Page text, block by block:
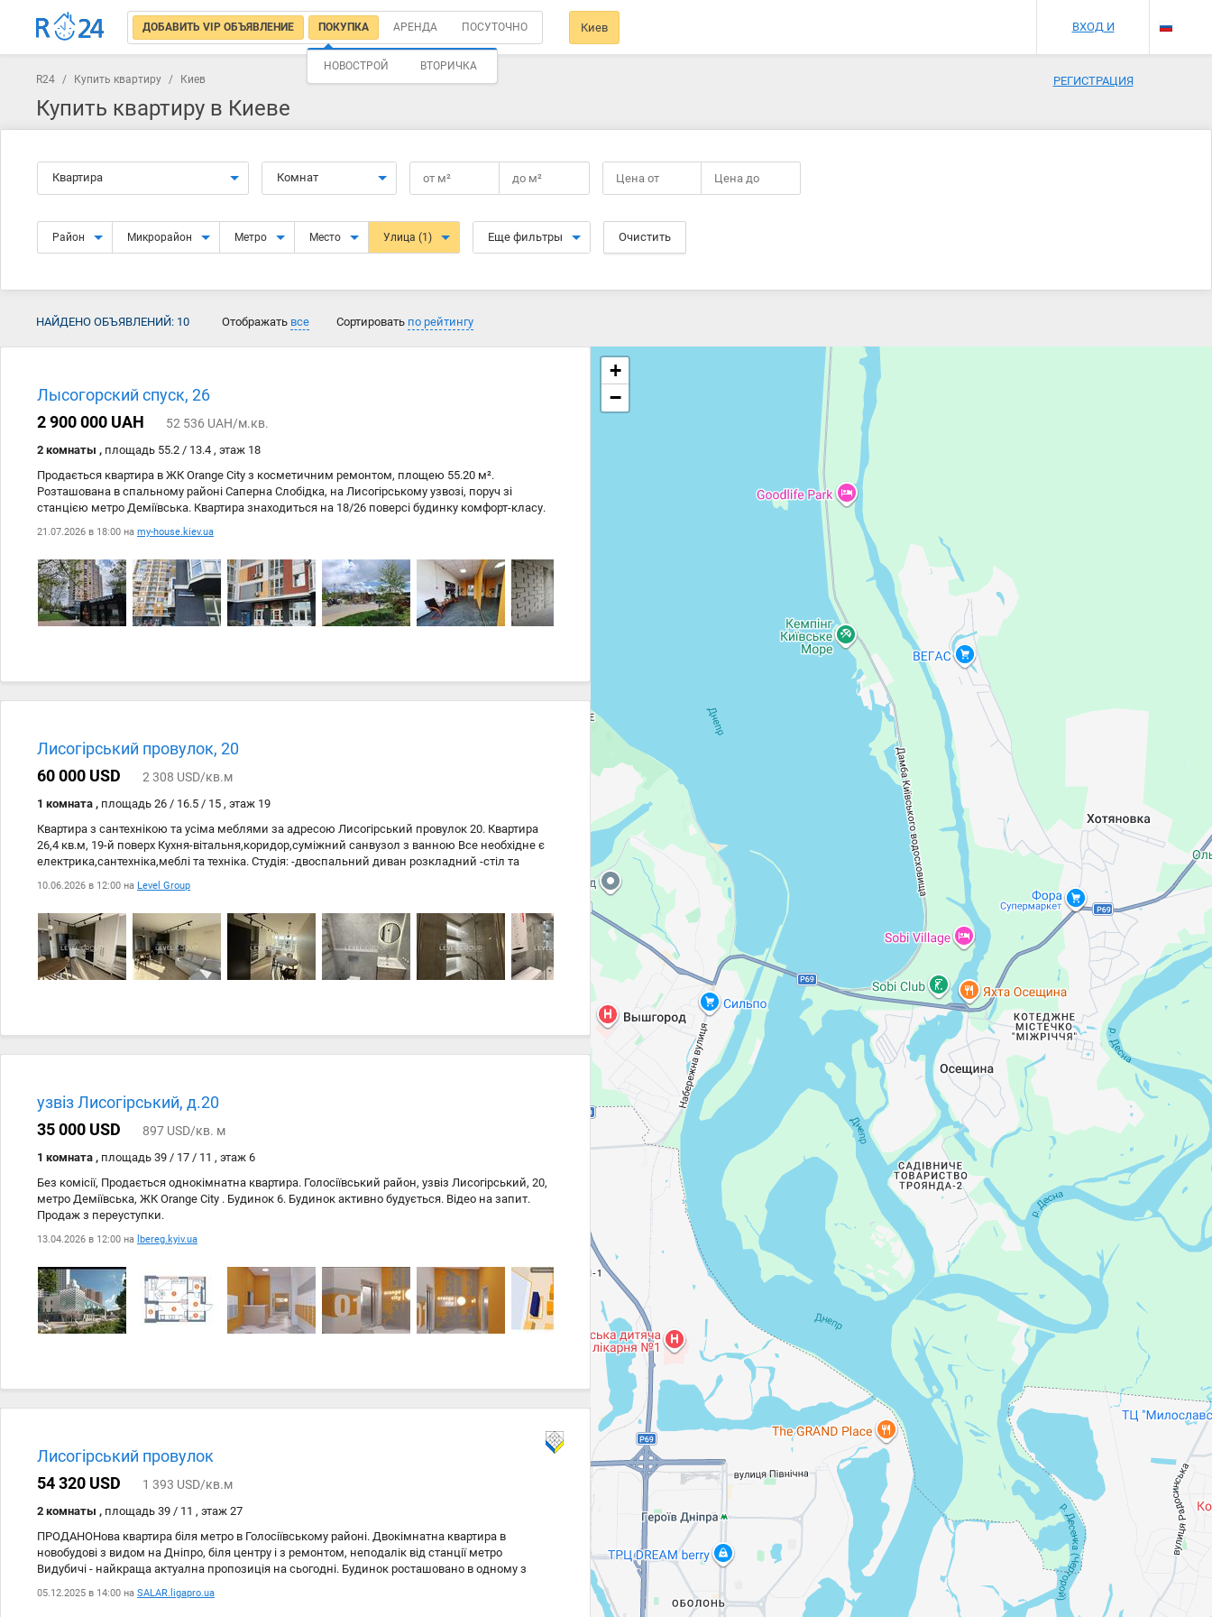
ДОБАВИТЬ VIP ОБЪЯВЛЕНИЕ ПОКУПКА
НОВОСТРОЙ ВТОРИЧКА
АРЕНДА ПОСУТОЧНО Киев ВХОД И
РЕГИСТРАЦИЯ
R24 / Купить квартиру / Киев
Купить квартиру в Киеве
Квартира Комнат от м² до м² Цена от Цена до
Район Микрорайон Метро Место Улица (1) Еще фильтры Очистить
НАЙДЕНО ОБЪЯВЛЕНИЙ: 10 Отображать все Сортировать по рейтингу
Лысогорский спуск, 26
2 900 000 UAH
52 536 UAH/м.кв.
2 комнаты , площадь 55.2 / 13.4 , этаж 18
Продається квартира в ЖК Orange City з косметичним ремонтом, площею 55.20 м².
Розташована в спальному районі Саперна Слобідка, на Лисогірському узвозі, поруч зі
станцією метро Деміївська. Квартира знаходиться на 18/26 поверсі будинку комфорт-класу.
Планування квартири - нестандартне, кухня - 13.40 м². Не втрачайте можливості придбати
цю затишну квартиру в самому серці Києва! Телефонуйте!
21.07.2026 в 18:00 на my-house.kiev.ua
Лисогірський провулок, 20
60 000 USD
2 308 USD/кв.м
1 комната , площадь 26 / 16.5 / 15 , этаж 19
Квартира з сантехнікою та усіма меблями за адресою Лисогірський провулок 20. Квартира
26,4 кв.м, 19-й поверх Кухня-вітальня,коридор,суміжний санвузол з ванною Все необхідне є
електрика,сантехніка,меблі та техніка. Студія: -двоспальний диван розкладний -стіл та
стільці на 3 персони -висока шафа у стелю -тумбочка -полиці Кухня: -холодильник -шафи
-підсвічування на стіл -раковина -електронна плита -духова піч -витяжка Ванна: -підвісний
туалет -гігієнічний душ -стеля з підігрівом -кабінка з душем -вбудовані полиці під стіни
-підсвічування у душі -кругле дзеркало з підсвіткою -раковина -стіл з висувними шухлядами
-пральна машина -бойлер Коридор: -шафа у стелю -велике дзеркало у стелю На території: -
паркінг - консьєр-сервіс - охорона - вхід за електронними картками - магазини - кафе -
піцерія - банкомати - аптеки -дитячий майданчик - поруч станція метро Видубичі та
10.06.2026 в 12:00 на Level Group
узвіз Лисогірський, д.20
35 000 USD
897 USD/кв. м
1 комната , площадь 39 / 17 / 11 , этаж 6
Без комісії, Продається однокімнатна квартира. Голосіївський район, узвіз Лисогірський, 20,
метро Деміївська, ЖК Orange City . Будинок 6. Будинок активно будується. Відео на запит.
Продаж з переуступки.
13.04.2026 в 12:00 на lbereg.kyiv.ua
Лисогірський провулок
54 320 USD
1 393 USD/кв.м
2 комнаты , площадь 39 / 11 , этаж 27
ПРОДАНОНова квартира біля метро в Голосіївському районі. Двокімнатна квартира в
новобудові з видом на Дніпро, біля центру і з ремонтом, неподалік від станції метро
Видубичі - найкраща актуална пропозиція на сьогодні. Будинок росташовано в одному з
найпрестижніших і найперспективніших районах Києва - Голосіївському. Безпосередньо
квартира знаходиться у ЖК Оранж Сіті - глобальний проєкт від передового забудовника
05.12.2025 в 14:00 на SALAR.ligapro.ua
+
−